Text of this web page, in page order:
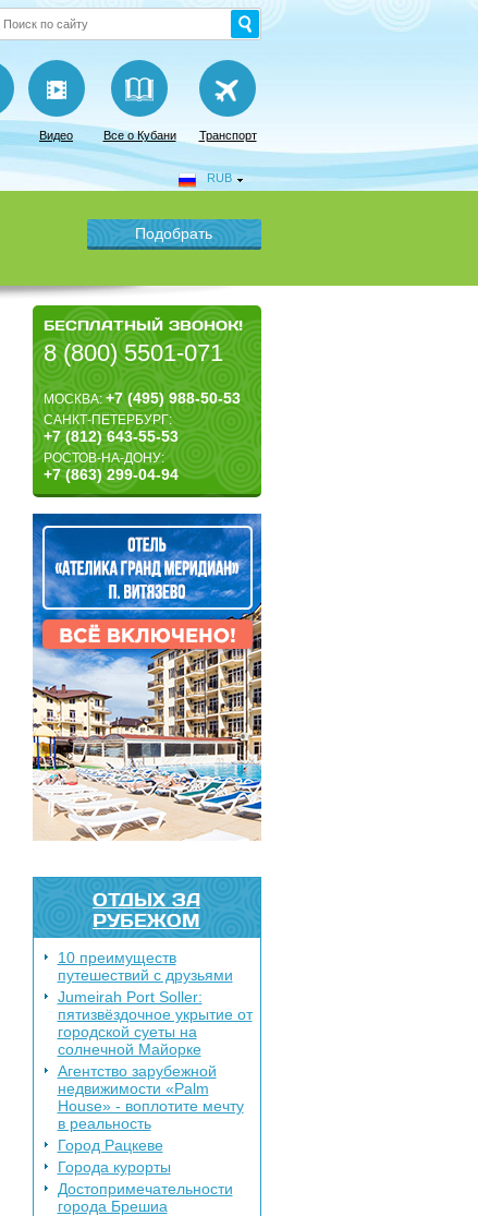
Видео Все о Кубани Транспорт
RUB
БЕСПЛАТНЫЙ ЗВОНОК!
8 (800) 5501-071
МОСКВА:+7 (495) 988-50-53
САНКТ-ПЕТЕРБУРГ:
+7 (812) 643-55-53
РОСТОВ-НА-ДОНУ:
+7 (863) 299-04-94
ОТДЫХ ЗА
РУБЕЖОМ
10 преимуществ
путешествий с друзьями
Jumeirah Port Soller:
пятизвёздочное укрытие от
городской суеты на
солнечной Майорке
Агентство зарубежной
недвижимости «Palm
House» - воплотите мечту
в реальность
Город Рацкеве
Города курорты
Достопримечательности
города Брешиа